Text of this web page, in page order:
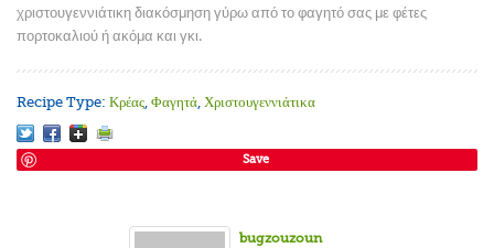
χριστουγεννιάτικη διακόσμηση γύρω από το φαγητό σας με φέτες
πορτοκαλιού ή ακόμα και γκι.
Recipe Type:Κρέας,Φαγητά,Χριστουγεννιάτικα
Save
bugzouzoun